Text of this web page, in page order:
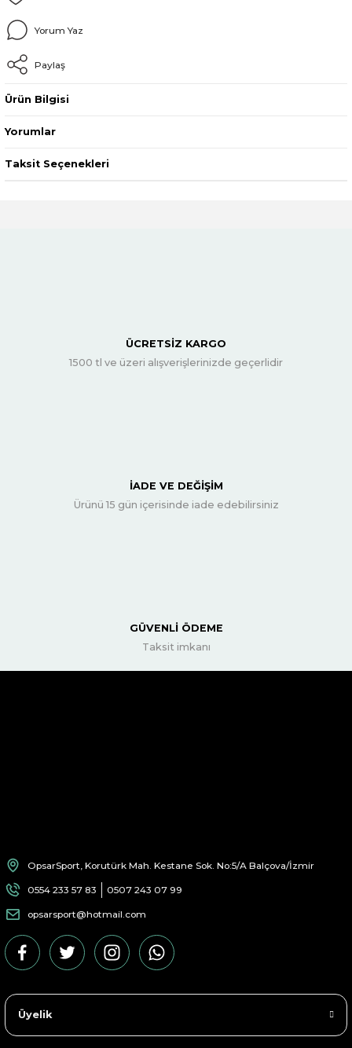
Yorum Yaz
Paylaş
Ürün Bilgisi
Yorumlar
Taksit Seçenekleri
ÜCRETSİZ KARGO
1500 tl ve üzeri alışverişlerinizde geçerlidir
İADE VE DEĞİŞİM
Ürünü 15 gün içerisinde iade edebilirsiniz
GÜVENLİ ÖDEME
Taksit imkanı
OpsarSport, Korutürk Mah. Kestane Sok. No:5/A Balçova/İzmir
0554 233 57 83 0507 243 07 99
opsarsport@hotmail.com
Üyelik